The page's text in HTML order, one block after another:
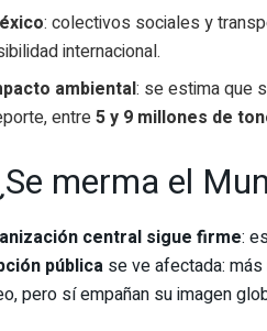
: colectivos sociales y
internacional.
ambiental: se estima que
entre5 y 9 millones de
merma el
central sigue firme:
pública se ve afectada:
pero sí empañan su imagen